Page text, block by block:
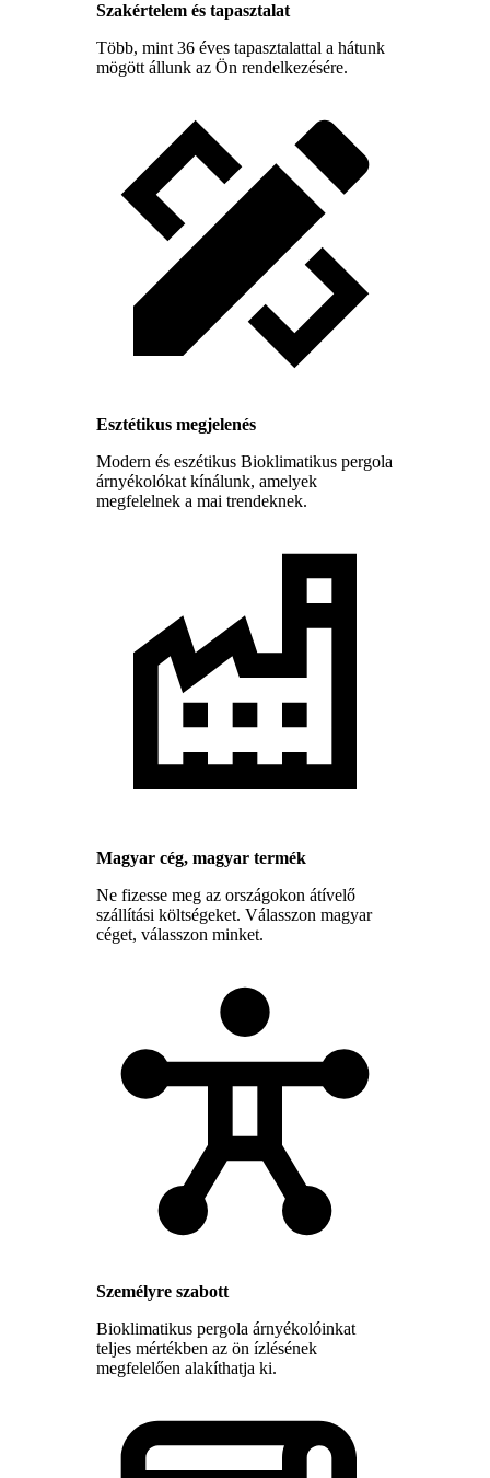
Szakértelem és tapasztalat
Több, mint 36 éves tapasztalattal a hátunk
mögött állunk az Ön rendelkezésére.
Esztétikus megjelenés
Modern és eszétikus Bioklimatikus pergola
árnyékolókat kínálunk, amelyek
megfelelnek a mai trendeknek.
Magyar cég, magyar termék
Ne fizesse meg az országokon átívelő
szállítási költségeket. Válasszon magyar
céget, válasszon minket.
Személyre szabott
Bioklimatikus pergola árnyékolóinkat
teljes mértékben az ön ízlésének
megfelelően alakíthatja ki.